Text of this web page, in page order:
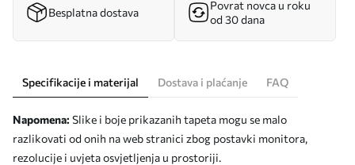
Besplatna dostava
Povrat novca u roku
od 30 dana
Specifikacije i materijal Dostava i plaćanje FAQ
Napomena: Slike i boje prikazanih tapeta mogu se malo
razlikovati od onih na web stranici zbog postavki monitora,
rezolucije i uvjeta osvjetljenja u prostoriji.